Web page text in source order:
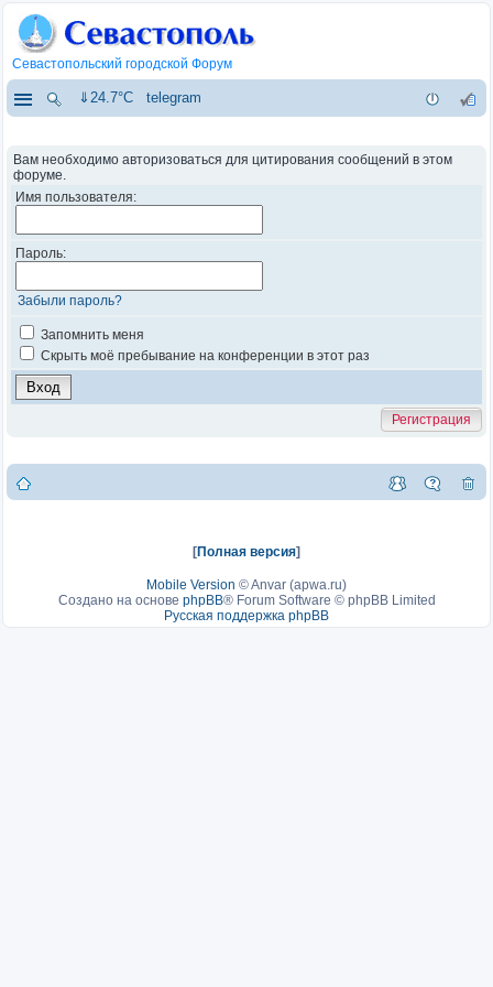
Севастопольский городской Форум
⇓24.7°C telegram
Вам необходимо авторизоваться для цитирования сообщений в этом
форуме.
Имя пользователя:
Пароль:
Забыли пароль?
Запомнить меня
Скрыть моё пребывание на конференции в этот раз
Регистрация
[Полная версия]
Mobile Version ©Anvar (apwa.ru)
Создано на основе phpBB® Forum Software © phpBB Limited
Русская поддержка phpBB